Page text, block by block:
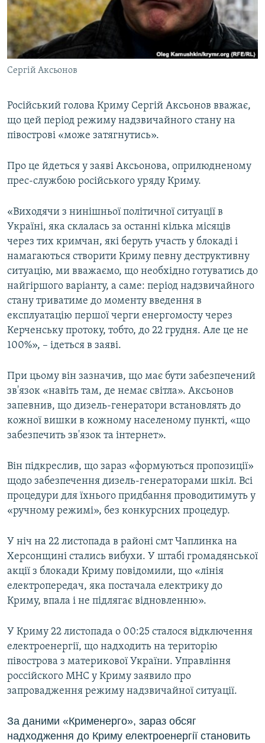
ВІДЕОУРОКИ «ELIFBE»
СВІДЧЕННЯ ОКУПАЦІЇ
УКРАЇНСЬКА ПРОБЛЕМА КРИМУ
ІНФОГРАФІКА
Русский
Qırımtatar
ДОЛУЧАЙСЯ!
Усі сайти RFE/RL
Сергій Аксьонов
Російський голова Криму Сергій Аксьонов вважає,
що цей період режиму надзвичайного стану на
півострові «може затягнутись».
Про це йдеться у заяві Аксьонова, оприлюдненому
прес-службою російського уряду Криму.
«Виходячи з нинішньої політичної ситуації в
Україні, яка склалась за останні кілька місяців
через тих кримчан, які беруть участь у блокаді і
намагаються створити Криму певну деструктивну
ситуацію, ми вважаємо, що необхідно готуватись до
найгіршого варіанту, а саме: період надзвичайного
стану триватиме до моменту введення в
експлуатацію першої черги енергомосту через
Керченську протоку, тобто, до 22 грудня. Але це не
100%», – ідеться в заяві.
При цьому він зазначив, що має бути забезпечений
зв'язок «навіть там, де немає світла». Аксьонов
запевнив, що дизель-генератори встановлять до
кожної вишки в кожному населеному пункті, «що
забезпечить зв'язок та інтернет».
Він підкреслив, що зараз «формуються пропозиції»
щодо забезпечення дизель-генераторами шкіл. Всі
процедури для їхнього придбання проводитимуть у
«ручному режимі», без конкурсних процедур.
У ніч на 22 листопада в районі смт Чаплинка на
Херсонщині стались вибухи. У штабі громадянської
акції з блокади Криму повідомили, що «лінія
електропередач, яка постачала електрику до
Криму, впала і не підлягає відновленню».
У Криму 22 листопада о 00:25 сталося відключення
електроенергії, що надходить на територію
півострова з материкової України. Управління
россійского МНС у Криму заявило про
запровадження режиму надзвичайної ситуації.
За даними «Крименерго», зараз обсяг
надходження до Криму електроенергії становить